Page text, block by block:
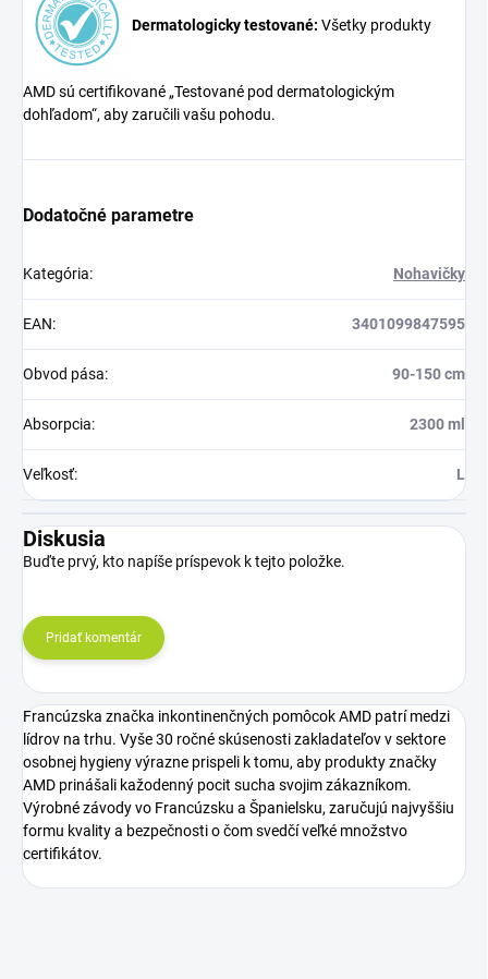
Dermatologicky testované: Všetky produkty
AMD sú certifikované „Testované pod dermatologickým
dohľadom“, aby zaručili vašu pohodu.
Dodatočné parametre
Kategória: Nohavičky
EAN: 3401099847595
Obvod pása: 90-150 cm
Absorpcia: 2300 ml
Veľkosť: L
Diskusia
Buďte prvý, kto napíše príspevok k tejto položke.
Pridať komentár
Francúzska značka inkontinenčných pomôcok AMD patrí medzi
lídrov na trhu. Vyše 30 ročné skúsenosti zakladateľov v sektore
osobnej hygieny výrazne prispeli k tomu, aby produkty značky
AMD prinášali kažodenný pocit sucha svojim zákazníkom.
Výrobné závody vo Francúzsku a Španielsku, zaručujú najvyššiu
formu kvality a bezpečnosti o čom svedčí veľké množstvo
certifikátov.